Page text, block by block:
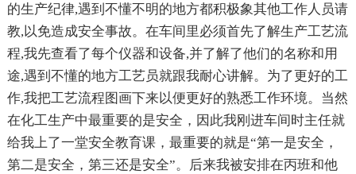
的生产纪律,遇到不懂不明的地方都积极象其他工作人员请
教,以免造成安全事故。在车间里必须首先了解生产工艺流
程,我先查看了每个仪器和设备,并了解了他们的名称和用
途,遇到不懂的地方工艺员就跟我耐心讲解。为了更好的工
作,我把工艺流程图画下来以便更好的熟悉工作环境。当然
在化工生产中最重要的是安全，因此我刚进车间时主任就
给我上了一堂安全教育课，最重要的就是“第一是安全，
第二是安全，第三还是安全”。后来我被安排在丙班和他